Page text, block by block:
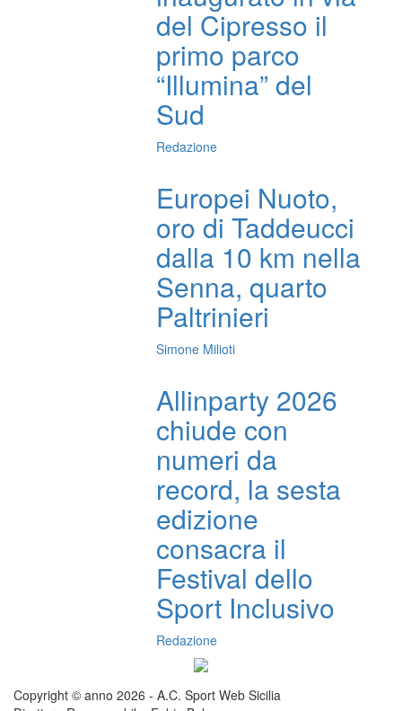
del Cipresso il
primo parco
“Illumina” del
Sud
Redazione
Europei Nuoto,
oro di Taddeucci
dalla 10 km nella
Senna, quarto
Paltrinieri
Simone Milioti
Allinparty 2026
chiude con
numeri da
record, la sesta
edizione
consacra il
Festival dello
Sport Inclusivo
Redazione
Copyright © anno 2026 - A.C. Sport Web Sicilia